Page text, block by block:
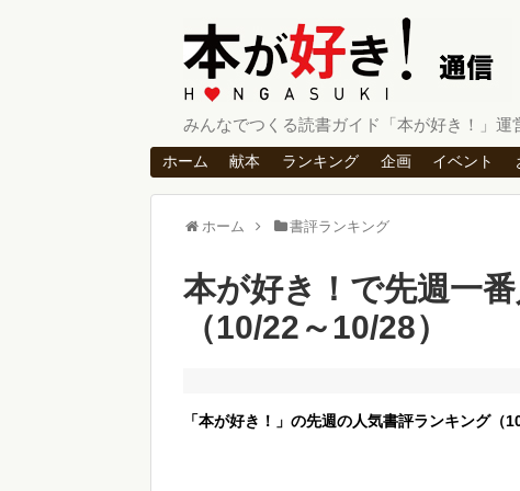
みんなでつくる読書ガイド「本が好き！」運
ホーム 献本 ランキング 企画 イベント
ホーム 書評ランキング
本が好き！で先週一
（10/22～10/28）
「本が好き！」の先週の人気書評ランキング（